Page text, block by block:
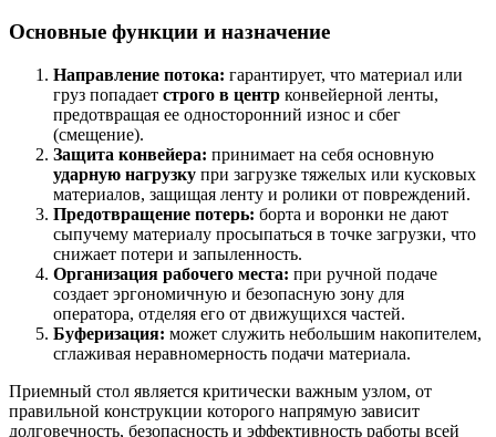
Основные функции и назначение
Направление потока: гарантирует, что материал или
груз попадает строго в центр конвейерной ленты,
предотвращая ее односторонний износ и сбег
(смещение).
Защита конвейера: принимает на себя основную
ударную нагрузку при загрузке тяжелых или кусковых
материалов, защищая ленту и ролики от повреждений.
Предотвращение потерь: борта и воронки не дают
сыпучему материалу просыпаться в точке загрузки, что
снижает потери и запыленность.
Организация рабочего места: при ручной подаче
создает эргономичную и безопасную зону для
оператора, отделяя его от движущихся частей.
Буферизация: может служить небольшим накопителем,
сглаживая неравномерность подачи материала.
Приемный стол является критически важным узлом, от
правильной конструкции которого напрямую зависит
долговечность, безопасность и эффективность работы всей